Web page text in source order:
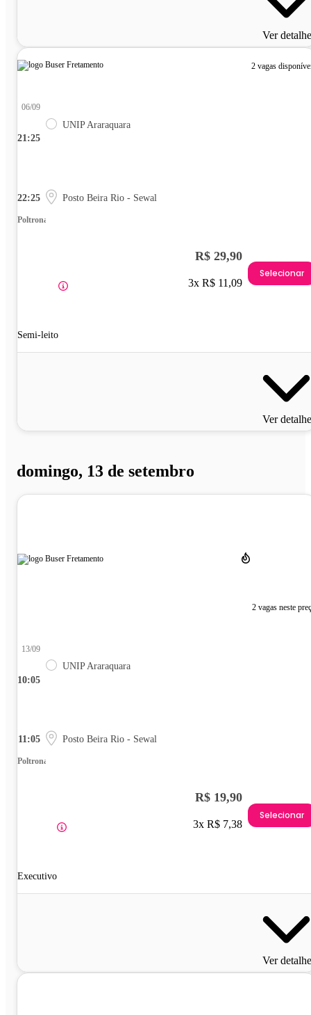
Ver
2 vagas
21:25
06/09
UNIP Araraquara
22:25 Posto Beira Rio - Sewal
Poltrona
Semi-leito
R$ 29,90
3x R$ 11,09
Selecionar
Ver
domingo, 13 de setembro
2 vagas neste
10:05
13/09
UNIP Araraquara
11:05 Posto Beira Rio - Sewal
Poltrona
Executivo
R$ 19,90
3x R$ 7,38
Selecionar
Ver